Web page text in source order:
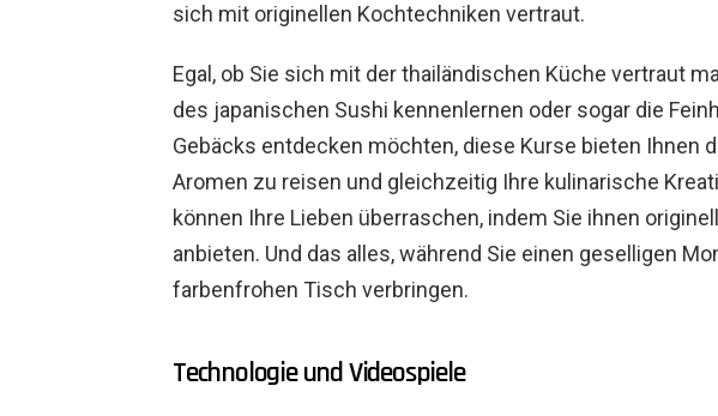
sich mit originellen Kochtechniken vertraut.
Egal, ob Sie sich mit der thailändischen Küche vertraut
des japanischen Sushi kennenlernen oder sogar die
Gebäcks entdecken möchten, diese Kurse bieten Ihnen
Aromen zu reisen und gleichzeitig Ihre kulinarische
können Ihre Lieben überraschen, indem Sie ihnen
anbieten. Und das alles, während Sie einen geselligen
farbenfrohen Tisch verbringen.
Technologie und Videospiele